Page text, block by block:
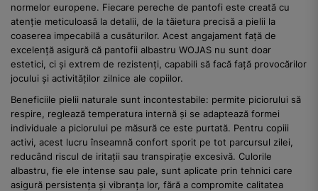
normelor europene. Fiecare pereche de pantofi este creată cu
atenție meticuloasă la detalii, de la tăietura precisă a pielii la
coaserea impecabilă a cusăturilor. Acest angajament față de
excelență asigură că pantofii albastru WOJAS nu sunt doar
estetici, ci și extrem de rezistenți, capabili să facă față provocărilor
jocului și activităților zilnice ale copiilor.
Beneficiile pielii naturale sunt incontestabile: permite piciorului să
respire, reglează temperatura internă și se adaptează formei
individuale a piciorului pe măsură ce este purtată. Pentru copiii
activi, acest lucru înseamnă confort sporit pe tot parcursul zilei,
reducând riscul de iritații sau transpirație excesivă. Culorile
albastru, fie ele intense sau pale, sunt aplicate prin tehnici care
asigură persistența și vibranța lor, fără a compromite calitatea